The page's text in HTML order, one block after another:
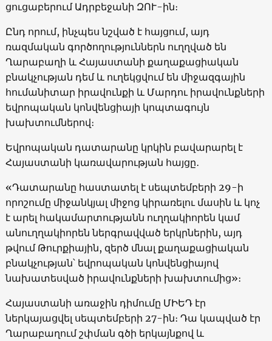
ցուցաբերում Ադրբեջանի ԶՈՒ-ին։
Ընդ որում, ինչպես նշված է հայցում, այդ
ռազմական գործողություններն ուղղված են
Ղարաբաղի և Հայաստանի քաղաքացիական
բնակչության դեմ և ուղեկցվում են միջազգային
հումանիտար իրավունքի և Մարդու իրավունքների
եվրոպական կոնվենցիայի կոպտագույն
խախտումներով։
Եվրոպական դատարանը կրկին բավարարել է
Հայաստանի կառավարության հայցը․
«Դատարանը հաստատել է սեպտեմբերի 29-ի
որոշումը միջանկյալ միջոց կիրառելու մասին և կոչ
է արել հակամարտությանն ուղղակիորեն կամ
անուղղակիորեն ներգրավված երկրներին, այդ
թվում Թուրքիային, զերծ մնալ քաղաքացիական
բնակչության՝ եվրոպական կոնվենցիայով
նախատեսված իրավունքների խախտումից»։
Հայաստանի առաջին դիմումը ՄԻԵԴ էր
ներկայացվել սեպտեմբերի 27-ին։ Դա կապված էր
Ղարաբաղում շփման գծի երկայնքով և